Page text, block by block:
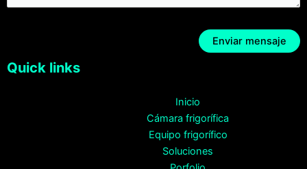
Quick links
Inicio
Cámara frigorífica
Equipo frigorífico
Soluciones